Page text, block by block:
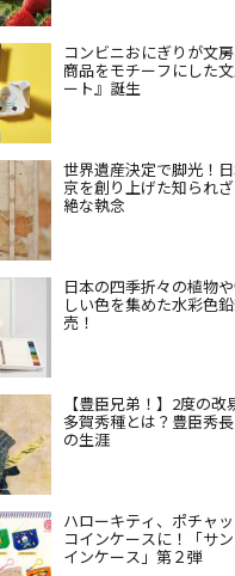
コンビニおにぎりが文
商品をモチーフにした
ート』誕生
世界遺産決定で脚光！
京を創り上げた知られ
絶な執念
日本の四季折々の植物
しい色を集めた水彩色
売！
【豊臣兄弟！】2度の
多賀秀種とは？豊臣秀
の生涯
ハローキティ、ポチャ
コインケースに！「サ
インケース」第２弾